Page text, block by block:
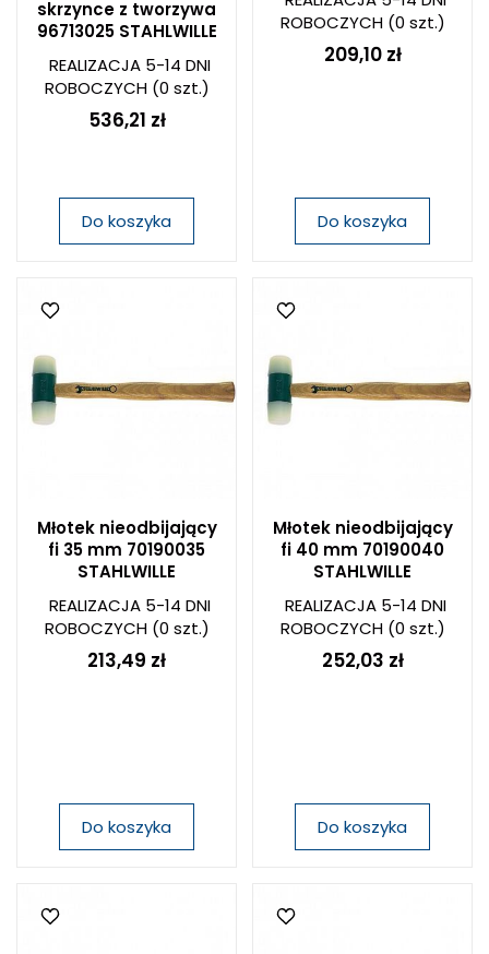
skrzynce z tworzywa
96713025 STAHLWILLE
REALIZACJA 5-14 DNI
ROBOCZYCH(0 szt.)
536,21 zł
Do koszyka
ROBOCZYCH(0 szt.)
209,10 zł
Do koszyka
Młotek nieodbijający
fi 35 mm 70190035
STAHLWILLE
REALIZACJA 5-14 DNI
ROBOCZYCH(0 szt.)
213,49 zł
Do koszyka
Młotek nieodbijający
fi 40 mm 70190040
STAHLWILLE
REALIZACJA 5-14 DNI
ROBOCZYCH(0 szt.)
252,03 zł
Do koszyka